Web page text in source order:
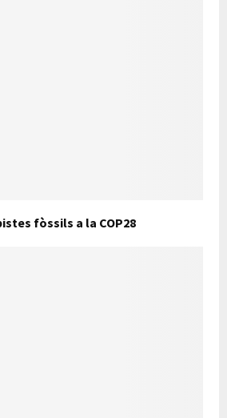
fòssils a la COP28